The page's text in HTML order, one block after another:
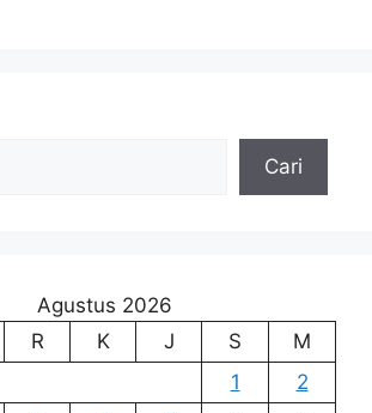
Cari
Agustus 2026
R K J S
M
1
2